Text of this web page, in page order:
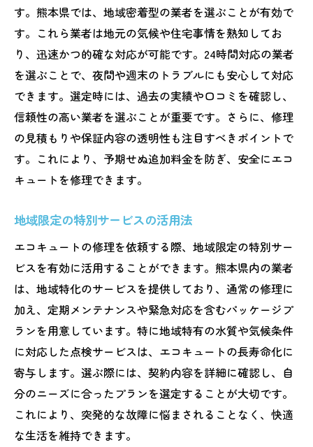
す。熊本県では、地域密着型の業者を選ぶことが有効で
す。これら業者は地元の気候や住宅事情を熟知してお
り、迅速かつ的確な対応が可能です。24時間対応の業者
を選ぶことで、夜間や週末のトラブルにも安心して対応
できます。選定時には、過去の実績や口コミを確認し、
信頼性の高い業者を選ぶことが重要です。さらに、修理
の見積もりや保証内容の透明性も注目すべきポイントで
す。これにより、予期せぬ追加料金を防ぎ、安全にエコ
キュートを修理できます。
地域限定の特別サービスの活用法
エコキュートの修理を依頼する際、地域限定の特別サー
ビスを有効に活用することができます。熊本県内の業者
は、地域特化のサービスを提供しており、通常の修理に
加え、定期メンテナンスや緊急対応を含むパッケージプ
ランを用意しています。特に地域特有の水質や気候条件
に対応した点検サービスは、エコキュートの長寿命化に
寄与します。選ぶ際には、契約内容を詳細に確認し、自
分のニーズに合ったプランを選定することが大切です。
これにより、突発的な故障に悩まされることなく、快適
な生活を維持できます。